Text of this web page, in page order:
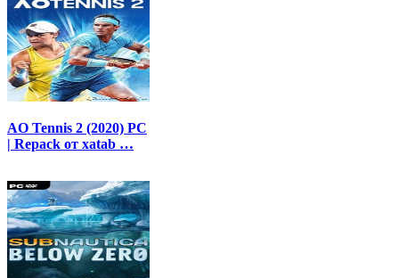
AO Tennis 2 (2020) PC
| Repack от xatab …